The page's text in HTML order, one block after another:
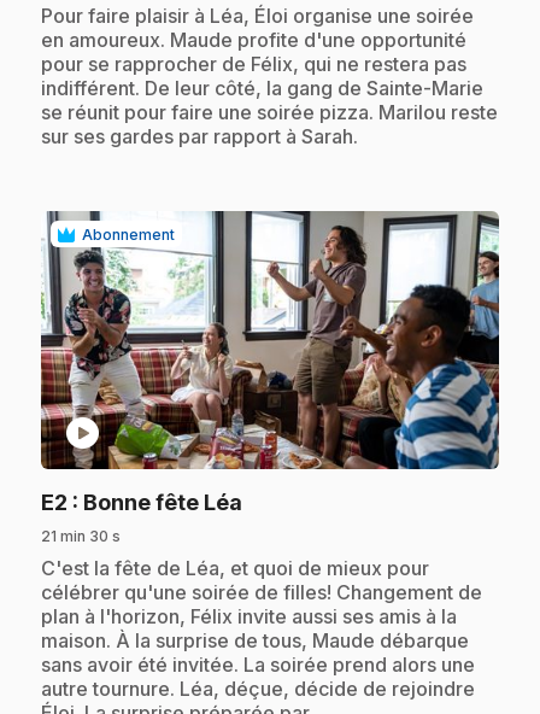
.Pour faire plaisir à Léa, Éloi organise une soirée
en amoureux. Maude profite d'une opportunité
pour se rapprocher de Félix, qui ne restera pas
indifférent. De leur côté, la gang de Sainte-Marie
se réunit pour faire une soirée pizza. Marilou reste
sur ses gardes par rapport à Sarah.
Abonnement
play_circle
E2 : Bonne fête Léa
21 min 30 s
.C'est la fête de Léa, et quoi de mieux pour
célébrer qu'une soirée de filles! Changement de
plan à l'horizon, Félix invite aussi ses amis à la
maison. À la surprise de tous, Maude débarque
sans avoir été invitée. La soirée prend alors une
autre tournure. Léa, déçue, décide de rejoindre